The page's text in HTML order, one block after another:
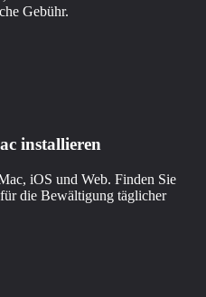
Gebühr.
installieren
iOS und Web. Finden Sie
die Bewältigung täglicher